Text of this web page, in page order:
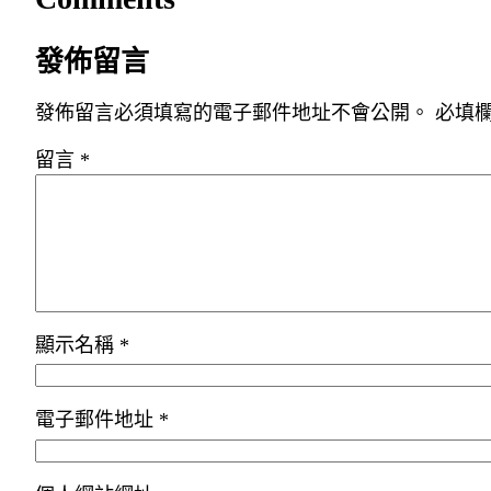
發佈留言
發佈留言必須填寫的電子郵件地址不會公開。 必填
留言 *
顯示名稱 *
電子郵件地址 *